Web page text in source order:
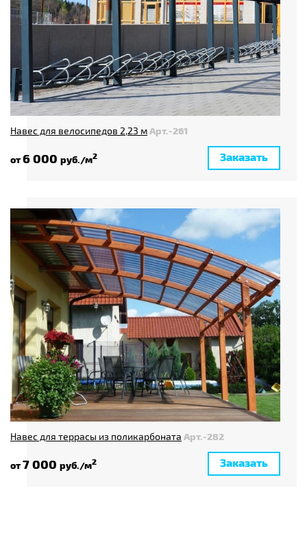
Навес для велосипедов 2,23 мАрт.-261
от6 000 руб./м2 Заказать
Навес для террасы из поликарбоната Арт.-282
от7 000 руб./м2 Заказать